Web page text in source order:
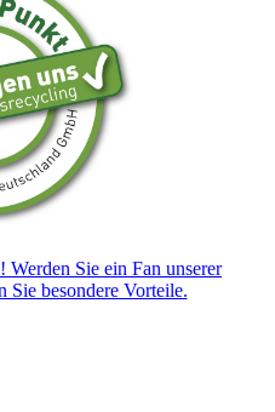
Werden Sie ein Fan unserer
Sie besondere Vorteile.